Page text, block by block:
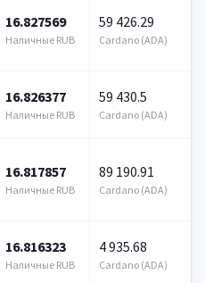
16.827569
Наличные RUB
59 426.29
Cardano (ADA)
16.826377
Наличные RUB
59 430.5
Cardano (ADA)
16.817857
Наличные RUB
89 190.91
Cardano (ADA)
16.816323
Наличные RUB
4 935.68
Cardano (ADA)